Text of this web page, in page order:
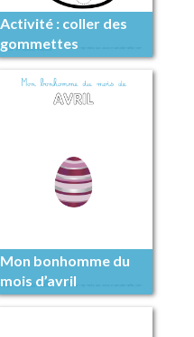
Activité : coller des
gommettes
Mon bonhomme du
mois d’avril